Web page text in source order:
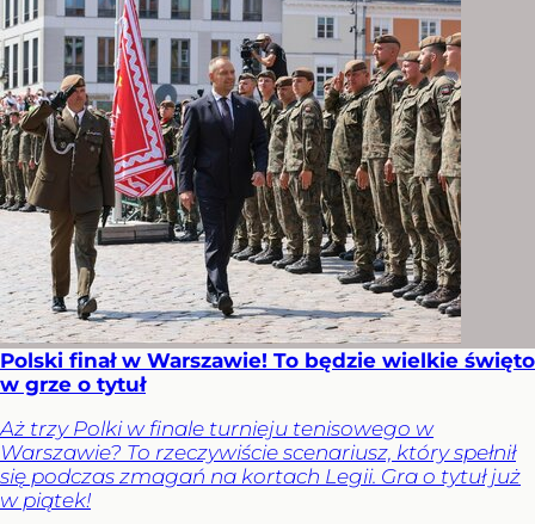
Polski finał w Warszawie! To będzie wielkie święto
w grze o tytuł
Aż trzy Polki w finale turnieju tenisowego w
Warszawie? To rzeczywiście scenariusz, który spełnił
się podczas zmagań na kortach Legii. Gra o tytuł już
w piątek!